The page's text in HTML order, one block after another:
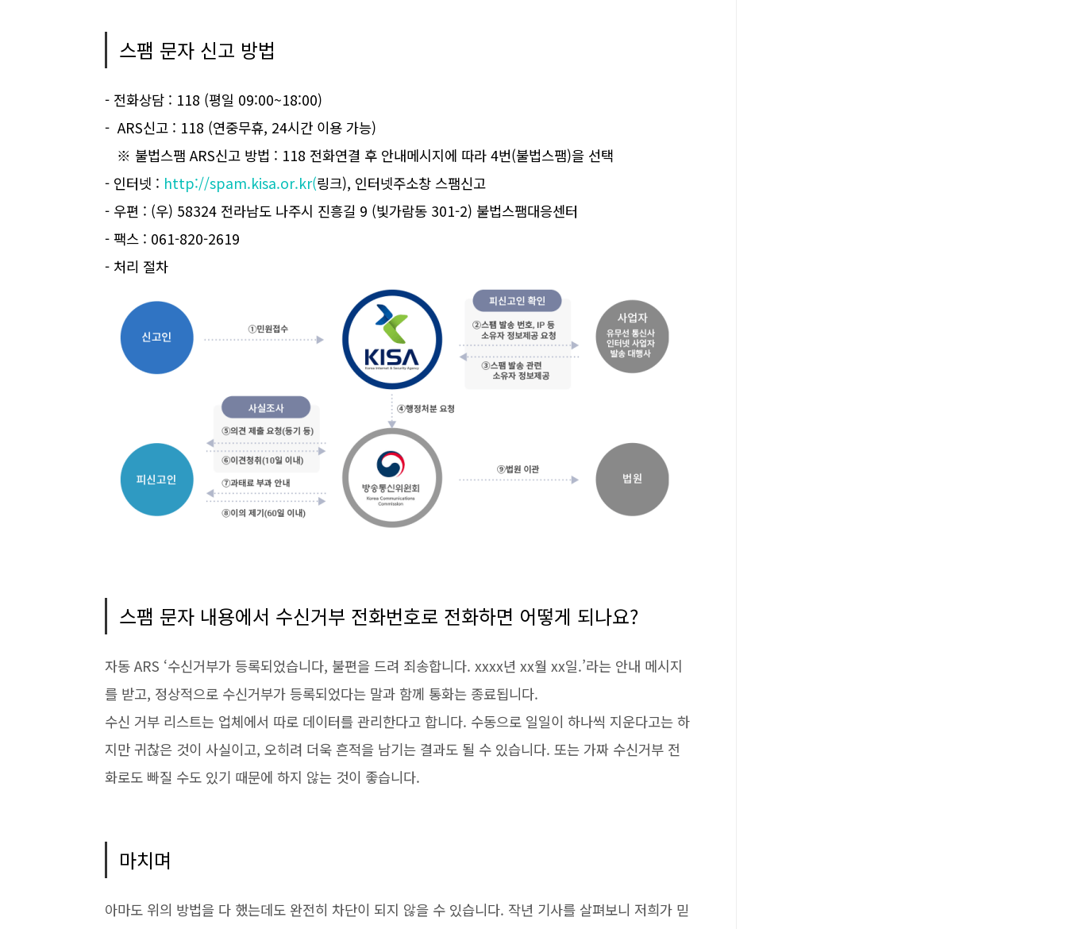
스팸 문자 신고 방법
- 전화상담 : 118 (평일 09:00~18:00)
-ARS신고 : 118 (연중무휴, 24시간 이용 가능)
※ 불법스팸 ARS신고 방법 : 118 전화연결 후 안내메시지에 따라 4번(불법스팸)을 선택
- 인터넷 : http://spam.kisa.or.kr(링크), 인터넷주소창 스팸신고
- 우편 : (우) 58324 전라남도 나주시 진흥길 9 (빛가람동 301-2) 불법스팸대응센터
- 팩스 : 061-820-2619
- 처리 절차
스팸 문자 내용에서 수신거부 전화번호로 전화하면 어떻게 되나요?
자동 ARS ‘수신거부가 등록되었습니다, 불편을 드려 죄송합니다. xxxx년 xx월 xx일.’라는 안내 메시지
를 받고, 정상적으로 수신거부가 등록되었다는 말과 함께 통화는 종료됩니다.
수신 거부 리스트는 업체에서 따로 데이터를 관리한다고 합니다. 수동으로 일일이 하나씩 지운다고는 하
지만 귀찮은 것이 사실이고, 오히려 더욱 흔적을 남기는 결과도 될 수 있습니다. 또는 가짜 수신거부 전
화로도 빠질 수도 있기 때문에 하지 않는 것이 좋습니다.
마치며
아마도 위의 방법을 다 했는데도 완전히 차단이 되지 않을 수 있습니다. 작년 기사를 살펴보니 저희가 믿